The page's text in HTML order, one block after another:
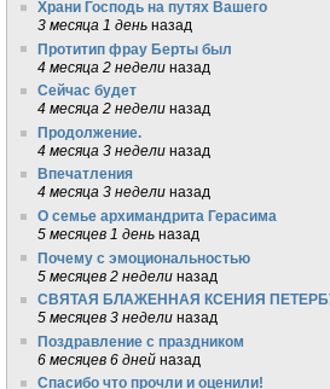
Храни Господь на путях Вашего
3 месяца 1 день назад
Протитип фрау Берты был
4 месяца 2 недели назад
Сейчас будет
4 месяца 2 недели назад
Продолжение.
4 месяца 3 недели назад
Впечатления
4 месяца 3 недели назад
О семье архимандрита Герасима
5 месяцев 1 день назад
Почему с эмоциональностью
5 месяцев 2 недели назад
СВЯТАЯ БЛАЖЕННАЯ КСЕНИЯ
5 месяцев 3 недели назад
Поздравление с праздником
6 месяцев 6 дней назад
Спасибо что прочли и оценили!